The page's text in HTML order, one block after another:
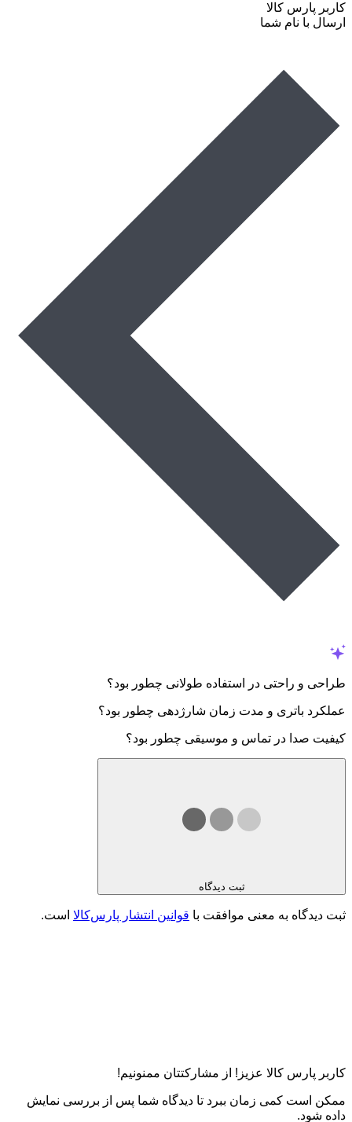
کاربر پارس کالا
ارسال با نام شما
طراحی و راحتی در استفاده طولانی چطور بود؟
عملکرد باتری و مدت زمان شارژدهی چطور بود؟
کیفیت صدا در تماس و موسیقی چطور بود؟
ثبت دیدگاه
ثبت دیدگاه به معنی موافقت با قوانین انتشار پارس‌کالا است.
کاربر پارس کالا عزیز! از مشارکتتان ممنونیم!
ممکن است کمی زمان ببرد تا دیدگاه شما پس از بررسی نمایش
داده شود.